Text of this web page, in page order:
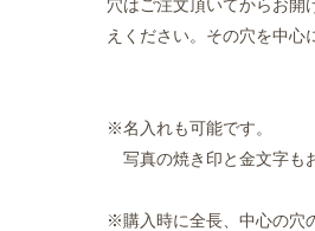
穴はご注文頂いてからお開
えください。その穴を中心
※名入れも可能です。
写真の焼き印と金文字も
※購入時に全長、中心の穴